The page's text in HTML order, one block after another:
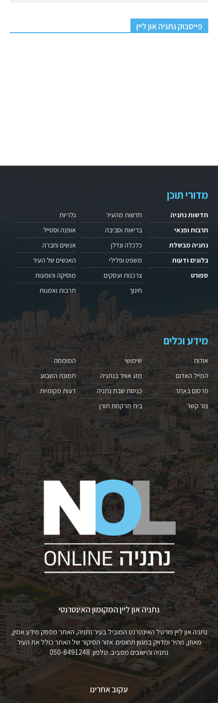
פייסבוק נתניה און ליין
מדורי תוכן
חדשות נתניה
תרבות ופנאי
נתניה מבשלת
בלוגים ודעות
ספורט
חדשות מהעיר
בריאות וסביבה
כלכלה ונדלן
משפט ופלילי
צרכנות ועסקים
חינוך
גלריות
אופנה וסטייל
אנשים וחברה
האנשים של העיר
מוסיקה והופעות
תרבות ואמנות
מידע וכלים
אודות
המייל האדום
פרסום באתר
צור קשר
שימושי
מזג אוויר בנתניה
כניסת שבת נתניה
בית מרקחת תורן
המומחה
תמונת השבוע
דעות מקומיות
נתניה און ליין המקומון האינטרנטי
נתניה און ליין פורטל האינטרנט המוביל בעיר נתניה, האתר מספק מידע אמין,
מאוזן, מהיר ומדויק במגוון תחומים. אזור הסיקור של האתר כולל את העיר
נתניה והישובים מסביב. טלפון: 050-8491248
עקוב אחרינו